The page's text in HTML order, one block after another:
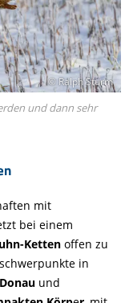
© Ralph Sturm
und dann sehr
mit
bei einem
Ketten offen zu
in
und